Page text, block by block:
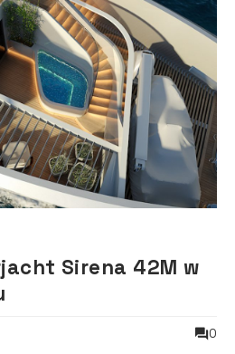
Sirena 42M w
0